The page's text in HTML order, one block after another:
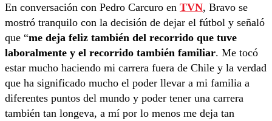
En conversación con Pedro Carcuro en TVN, Bravo se
mostró tranquilo con la decisión de dejar el fútbol y señaló
que “me deja feliz también del recorrido que tuve
laboralmente y el recorrido también familiar. Me tocó
estar mucho haciendo mi carrera fuera de Chile y la verdad
que ha significado mucho el poder llevar a mi familia a
diferentes puntos del mundo y poder tener una carrera
también tan longeva, a mí por lo menos me deja tan